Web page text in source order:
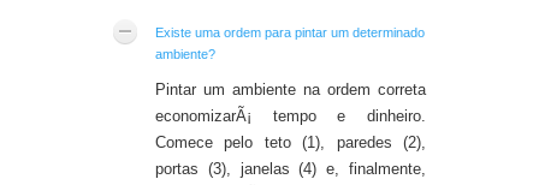
Existe uma ordem para pintar um determinado
ambiente?
Pintar um ambiente na ordem correta
economizarÃ¡ tempo e dinheiro.
Comece pelo teto (1), paredes (2),
portas (3), janelas (4) e, finalmente,